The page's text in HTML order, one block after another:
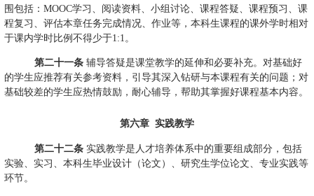
围包括： MOOC学习、阅读资料、小组讨论、课程答疑、课程预习、课
程复习、评估本章任务完成情况、作业等，本科生课程的课外学时相对
于课内学时比例不得少于1:1 。
第二十一条 辅导答疑是课堂教学的延伸和必要补充。对基础好
的学生应推荐有关参考资料，引导其深入钻研与本课程有关的问题；对
基础较差的学生应热情鼓励，耐心辅导，帮助其掌握好课程基本内容。
第六章 实践教学
第二十二条 实践教学是人才培养体系中的重要组成部分，包括
实验、实习、本科生毕业设计（论文）、研究生学位论文、专业实践等
环节。